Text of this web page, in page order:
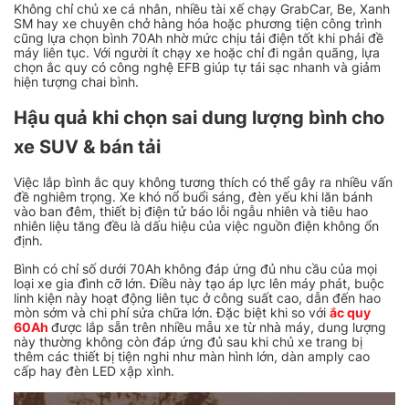
Không chỉ chủ xe cá nhân, nhiều tài xế chạy GrabCar, Be, Xanh
SM hay xe chuyên chở hàng hóa hoặc phương tiện công trình
cũng lựa chọn bình 70Ah nhờ mức chịu tải điện tốt khi phải đề
máy liên tục. Với người ít chạy xe hoặc chỉ đi ngắn quãng, lựa
chọn ắc quy có công nghệ EFB giúp tự tái sạc nhanh và giảm
hiện tượng chai bình.
Hậu quả khi chọn sai dung lượng bình cho
xe SUV & bán tải
Việc lắp bình ắc quy không tương thích có thể gây ra nhiều vấn
đề nghiêm trọng. Xe khó nổ buổi sáng, đèn yếu khi lăn bánh
vào ban đêm, thiết bị điện tử báo lỗi ngẫu nhiên và tiêu hao
nhiên liệu tăng đều là dấu hiệu của việc nguồn điện không ổn
định.
Bình có chỉ số dưới 70Ah không đáp ứng đủ nhu cầu của mọi
loại xe gia đình cỡ lớn. Điều này tạo áp lực lên máy phát, buộc
linh kiện này hoạt động liên tục ở công suất cao, dẫn đến hao
mòn sớm và chi phí sửa chữa lớn. Đặc biệt khi so với ắc quy
60Ah được lắp sẵn trên nhiều mẫu xe từ nhà máy, dung lượng
này thường không còn đáp ứng đủ sau khi chủ xe trang bị
thêm các thiết bị tiện nghi như màn hình lớn, dàn amply cao
cấp hay đèn LED xập xình.